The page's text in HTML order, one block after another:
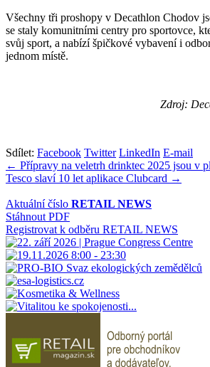
Všechny tři proshopy v Decathlon Chodov
se staly komunitními centry pro sportovce,
svůj sport, a nabízí špičkové vybavení i
jednom místě.
Zdroj:
Sdílet: Facebook Twitter LinkedIn E-mail
Navigace
pro
příspěvek
← Přípravy na veletrh drinktec 2025 jsou v
Tesco slaví 10 let aplikace Clubcard →
Aktuální číslo RETAIL NEWS
Stáhnout PDF
Registrovat k odběru RETAIL NEWS